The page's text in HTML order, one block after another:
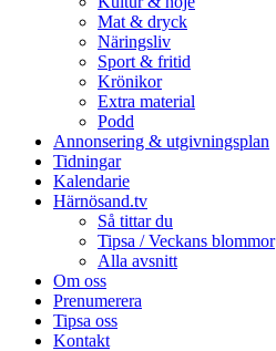
Mat & dryck
Näringsliv
Sport & fritid
Krönikor
Extra material
Podd
Annonsering & utgivningsplan
Tidningar
Kalendarie
Härnösand.tv
Så tittar du
Tipsa / Veckans blommor
Alla avsnitt
Om oss
Prenumerera
Tipsa oss
Kontakt